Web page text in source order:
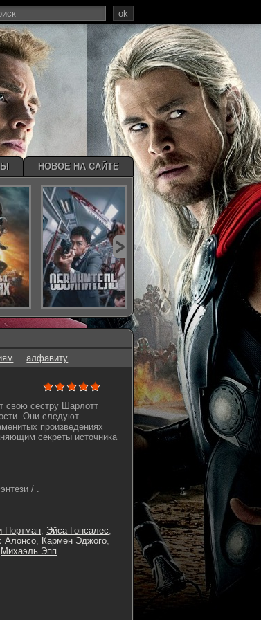
алфавиту
свою сестру Шарлотт
Они следуют
произведениях
секреты источника
/ .
Портман, Эйса Гонсалес,
Алонсо, Кармен Эджого,
Михаэль Эпп
ok
НОВОЕ НА САЙТЕ